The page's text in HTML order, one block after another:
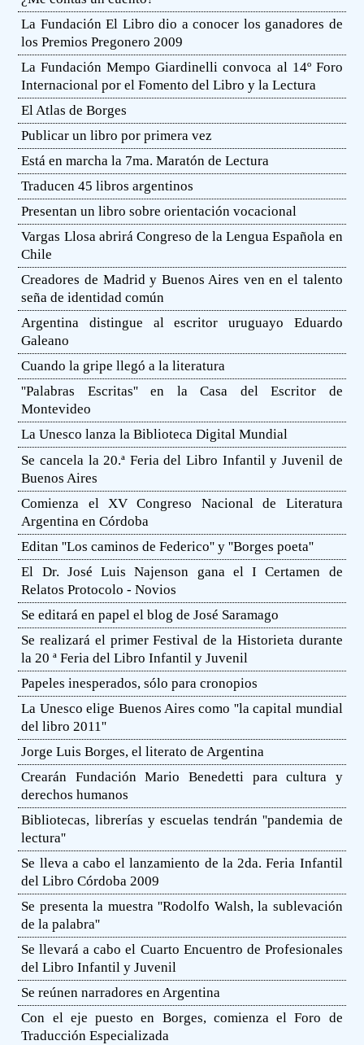
La Fundación El Libro dio a conocer los ganadores de
los Premios Pregonero 2009
La Fundación Mempo Giardinelli convoca al 14º Foro
Internacional por el Fomento del Libro y la Lectura
El Atlas de Borges
Publicar un libro por primera vez
Está en marcha la 7ma. Maratón de Lectura
Traducen 45 libros argentinos
Presentan un libro sobre orientación vocacional
Vargas Llosa abrirá Congreso de la Lengua Española en
Chile
Creadores de Madrid y Buenos Aires ven en el talento
seña de identidad común
Argentina distingue al escritor uruguayo Eduardo
Galeano
Cuando la gripe llegó a la literatura
''Palabras Escritas'' en la Casa del Escritor de
Montevideo
La Unesco lanza la Biblioteca Digital Mundial
Se cancela la 20.ª Feria del Libro Infantil y Juvenil de
Buenos Aires
Comienza el XV Congreso Nacional de Literatura
Argentina en Córdoba
Editan ''Los caminos de Federico'' y ''Borges poeta''
El Dr. José Luis Najenson gana el I Certamen de
Relatos Protocolo - Novios
Se editará en papel el blog de José Saramago
Se realizará el primer Festival de la Historieta durante
la 20 ª Feria del Libro Infantil y Juvenil
Papeles inesperados, sólo para cronopios
La Unesco elige Buenos Aires como ''la capital mundial
del libro 2011''
Jorge Luis Borges, el literato de Argentina
Crearán Fundación Mario Benedetti para cultura y
derechos humanos
Bibliotecas, librerías y escuelas tendrán ''pandemia de
lectura''
Se lleva a cabo el lanzamiento de la 2da. Feria Infantil
del Libro Córdoba 2009
Se presenta la muestra ''Rodolfo Walsh, la sublevación
de la palabra''
Se llevará a cabo el Cuarto Encuentro de Profesionales
del Libro Infantil y Juvenil
Se reúnen narradores en Argentina
Con el eje puesto en Borges, comienza el Foro de
Traducción Especializada